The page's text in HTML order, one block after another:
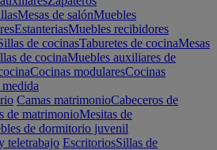
Mesas de salónMuebles
EstanteriasMuebles recibidores
de cocinasTaburetes de cocinaMesas
de cocinaMuebles auxiliares de
Cocinas modularesCocinas
Camas matrimonioCabeceros de
de matrimonioMesitas de
de dormitorio juvenil
teletrabajo EscritoriosSillas de